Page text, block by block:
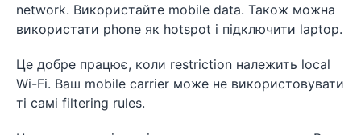
network. Використайте mobile data. Також можна
використати phone як hotspot і підключити laptop.
Це добре працює, коли restriction належить local
Wi-Fi. Ваш mobile carrier може не використовувати
ті самі filtering rules.